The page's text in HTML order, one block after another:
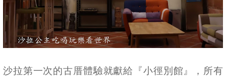
沙拉第一次的古厝體驗就獻給『小徑別館』，所有